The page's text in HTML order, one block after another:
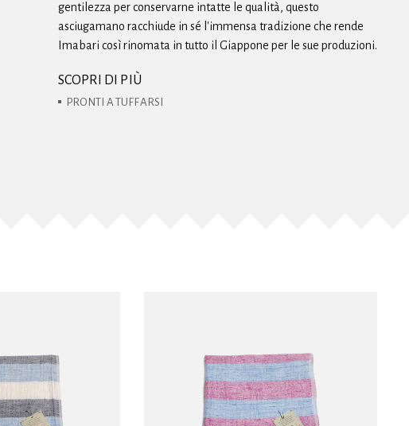
gentilezza per conservarne intatte le qualità, questo
asciugamano racchiude in sé l'immensa tradizione che rende
Imabari così rinomata in tutto il Giappone per le sue produzioni.
SCOPRI DI PIÙ
PRONTI A TUFFARSI